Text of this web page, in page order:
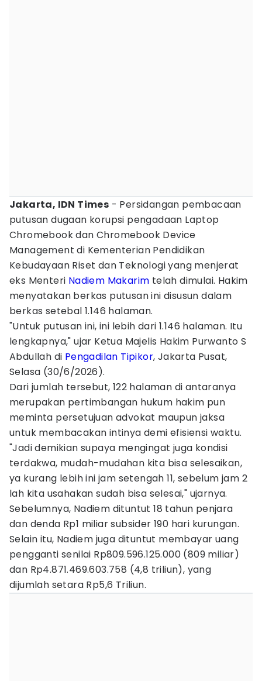
Jakarta, IDN Times - Persidangan pembacaan
putusan dugaan korupsi pengadaan Laptop
Chromebook dan Chromebook Device
Management di Kementerian Pendidikan
Kebudayaan Riset dan Teknologi yang menjerat
eks Menteri Nadiem Makarim telah dimulai. Hakim
menyatakan berkas putusan ini disusun dalam
berkas setebal 1.146 halaman.
"Untuk putusan ini, ini lebih dari 1.146 halaman. Itu
lengkapnya," ujar Ketua Majelis Hakim Purwanto S
Abdullah di Pengadilan Tipikor, Jakarta Pusat,
Selasa (30/6/2026).
Dari jumlah tersebut, 122 halaman di antaranya
merupakan pertimbangan hukum hakim pun
meminta persetujuan advokat maupun jaksa
untuk membacakan intinya demi efisiensi waktu.
"Jadi demikian supaya mengingat juga kondisi
terdakwa, mudah-mudahan kita bisa selesaikan,
ya kurang lebih ini jam setengah 11, sebelum jam 2
lah kita usahakan sudah bisa selesai," ujarnya.
Sebelumnya, Nadiem dituntut 18 tahun penjara
dan denda Rp1 miliar subsider 190 hari kurungan.
Selain itu, Nadiem juga dituntut membayar uang
pengganti senilai Rp809.596.125.000 (809 miliar)
dan Rp4.871.469.603.758 (4,8 triliun), yang
dijumlah setara Rp5,6 Triliun.